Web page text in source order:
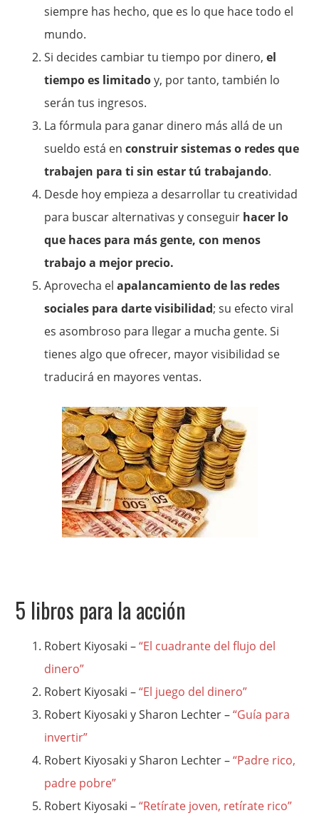
siempre has hecho, que es lo que hace todo el
mundo.
Si decides cambiar tu tiempo por dinero,el
tiempo es limitadoy, por tanto, también lo
serán tus ingresos.
La fórmula para ganar dinero más allá de un
sueldo está enconstruir sistemas o redes que
trabajen para ti sin estar tú trabajando.
Desde hoy empieza a desarrollar tu creatividad
para buscar alternativas y conseguir hacer lo
que haces para más gente, con menos
trabajo a mejor precio.
Aprovecha el apalancamiento de las redes
sociales para darte visibilidad; su efecto viral
es asombroso para llegar a mucha gente. Si
tienes algo que ofrecer, mayor visibilidad se
traducirá en mayores ventas.
5 libros para la acción
Robert Kiyosaki –“El cuadrante del flujo del
dinero”
Robert Kiyosaki –“El juego del dinero”
Robert Kiyosaki y Sharon Lechter –“Guía para
invertir”
Robert Kiyosaki y Sharon Lechter –“Padre rico,
padre pobre”
Robert Kiyosaki –“Retírate joven, retírate rico”